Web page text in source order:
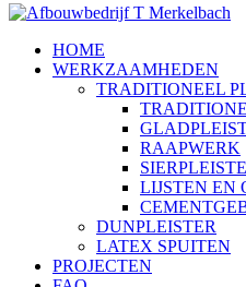
HOME
WERKZAAMHEDEN
TRADITIONEEL
RAAPWERK
LIJSTEN EN
DUNPLEISTER
LATEX SPUITEN
PROJECTEN